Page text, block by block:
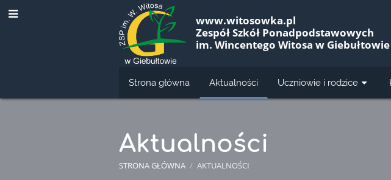
www.witosowka.pl
Zespół Szkół Ponadpodstawowych
im. Wincentego Witosa w Giebułtowie
Strona główna Aktualności Uczniowie i rodzice
Aktualności
STRONA GŁÓWNA / AKTUALNOŚCI